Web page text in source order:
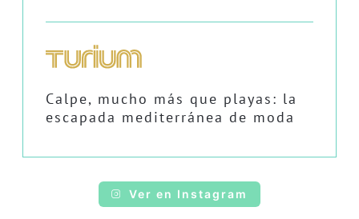
Calpe, mucho más que playas: la
escapada mediterránea de moda
Ver en Instagram